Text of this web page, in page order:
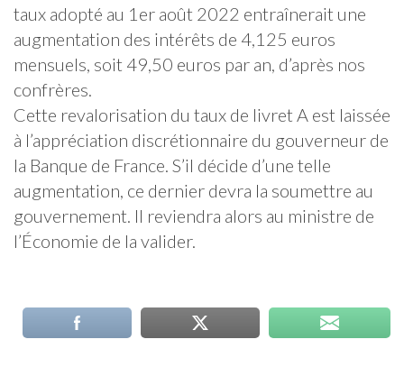
taux adopté au 1er août 2022 entraînerait une
augmentation des intérêts de 4,125 euros
mensuels, soit 49,50 euros par an, d’après nos
confrères.
Cette revalorisation du taux de livret A est laissée
à l’appréciation discrétionnaire du gouverneur de
la Banque de France. S’il décide d’une telle
augmentation, ce dernier devra la soumettre au
gouvernement. Il reviendra alors au ministre de
l’Économie de la valider.